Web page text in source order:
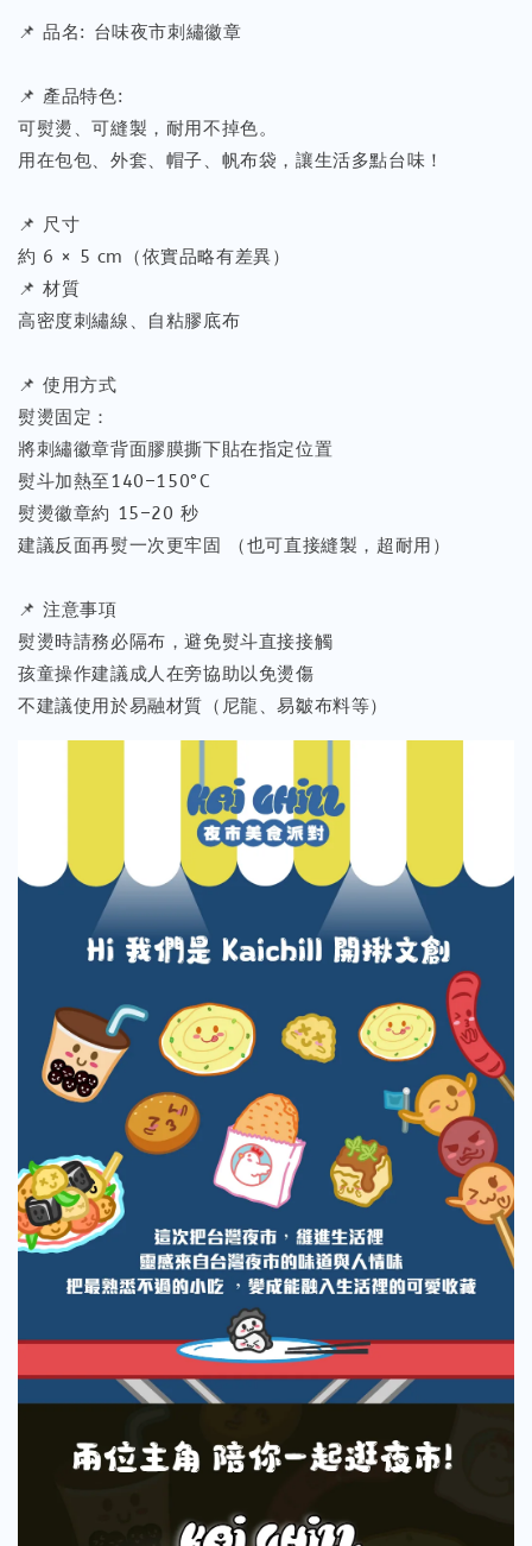
📌 品名: 台味夜市刺繡徽章
📌 產品特色:
可熨燙、可縫製，耐用不掉色。
用在包包、外套、帽子、帆布袋，讓生活多點台味！
📌 尺寸
約 6 × 5 cm（依實品略有差異）
📌 材質
高密度刺繡線、自粘膠底布
📌 使用方式
熨燙固定：
將刺繡徽章背面膠膜撕下貼在指定位置
熨斗加熱至140–150°C
熨燙徽章約 15–20 秒
建議反面再熨一次更牢固 （也可直接縫製，超耐用）
📌 注意事項
熨燙時請務必隔布，避免熨斗直接接觸
孩童操作建議成人在旁協助以免燙傷
不建議使用於易融材質（尼龍、易皺布料等）